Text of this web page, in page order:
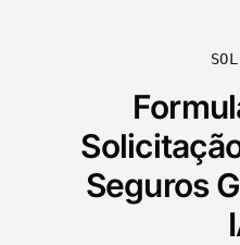
Seguros